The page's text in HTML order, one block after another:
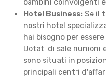
bambini coinvolgenti
Hotel Business: Se il
nostri hotel
hai bisogno per
Dotati di sale riunioni
sono situati in
principali centri